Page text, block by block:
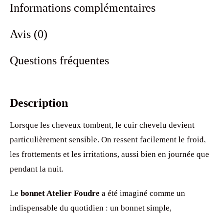
Informations complémentaires
Avis (0)
Questions fréquentes
Description
Lorsque les cheveux tombent, le cuir chevelu devient
particulièrement sensible. On ressent facilement le froid,
les frottements et les irritations, aussi bien en journée que
pendant la nuit.
Le bonnet Atelier Foudre a été imaginé comme un
indispensable du quotidien : un bonnet simple,